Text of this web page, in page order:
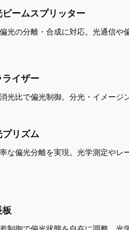
ビームスプリッター
光の分離・合成に対応。光通信や
ライザー
光比で偏光制御。分光・イメージ
プリズム
な偏光分離を実現。光学測定やレ
板